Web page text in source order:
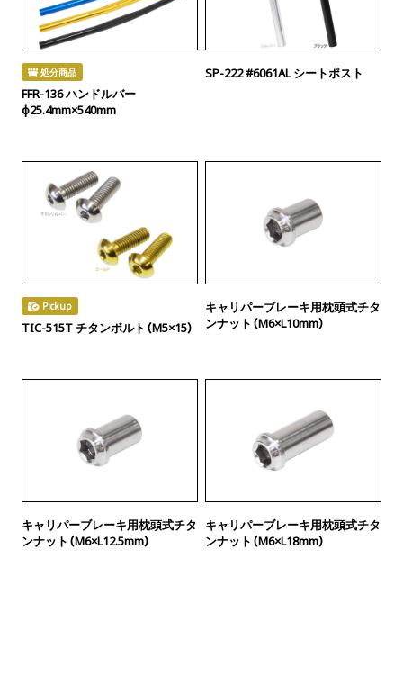
処分商品
FFR-136 ハンドルバー
φ25.4mm×540mm
SP-222 #6061AL シートポスト
Pickup
TIC-515T チタンボルト（M5×15）
キャリパーブレーキ用枕頭式チタ
ンナット（M6×L10mm）
キャリパーブレーキ用枕頭式チタ
ンナット（M6×L12.5mm）
キャリパーブレーキ用枕頭式チタ
ンナット（M6×L18mm）